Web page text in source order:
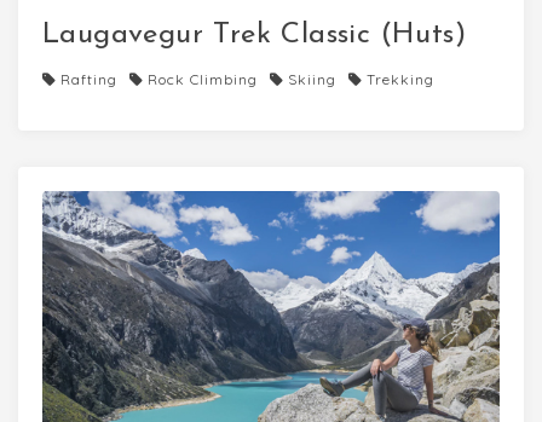
Laugavegur Trek Classic (Huts)
Rafting Rock Climbing Skiing Trekking